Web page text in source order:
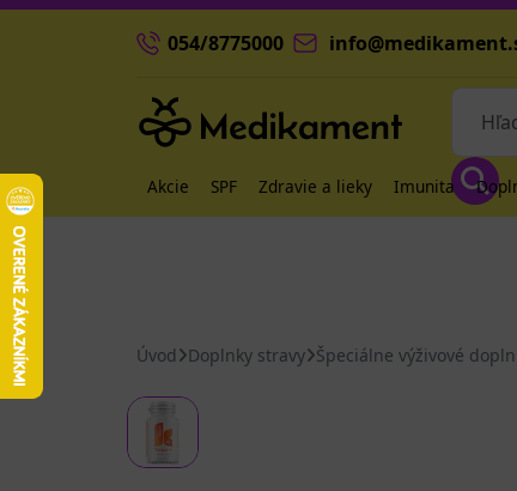
054/8775000
Akcie SPF Zdravie a lieky Imunita
Úvod Doplnky stravy Špeciálne výživové